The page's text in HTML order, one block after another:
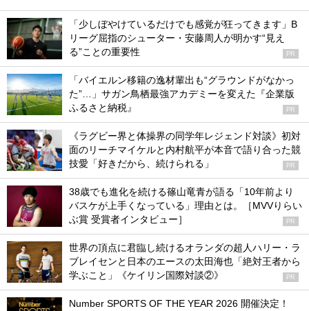
「少しぼやけているだけでも感覚が狂ってきます」B
リーグ屈指のシューター・安藤周人が明かす“見え
る”ことの重要性
PR
「バイエルン移籍の逸材輩出も“グラウンドがなかっ
た”…」サガン鳥栖最強アカデミーを変えた『企業版
ふるさと納税』
PR
《ラグビー界と体操界の同学年レジェンド対談》初対
面のリーチマイケルと内村航平が本音で語り合った競
技愛「好きだから、続けられる」
PR
38歳でも進化を続ける篠山竜青が語る「10年前より
バスケが上手くなっている」理由とは。［MVVりらい
ぶ賞 受賞者インタビュー］
PR
世界の頂点に君臨し続けるオランダの超人ハリー・ラ
ブレイセンと日本のエースの太田海也「絶対王者から
学ぶこと」《ケイリン国際対談②》
PR
Number SPORTS OF THE YEAR 2026 開催決定！